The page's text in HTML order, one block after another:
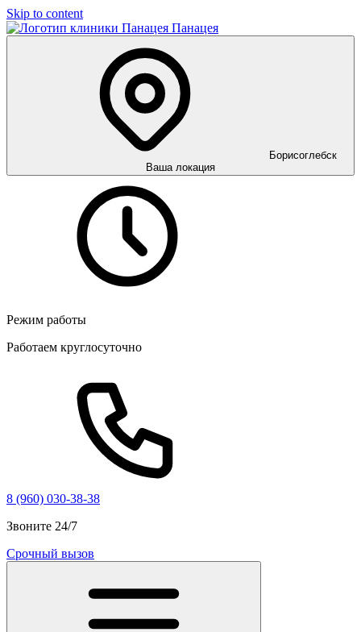
Skip to content
Панацея
Борисоглебск
Ваша локация
Режим работы
Работаем круглосуточно
8 (960) 030-38-38
Звоните 24/7
Срочный вызов